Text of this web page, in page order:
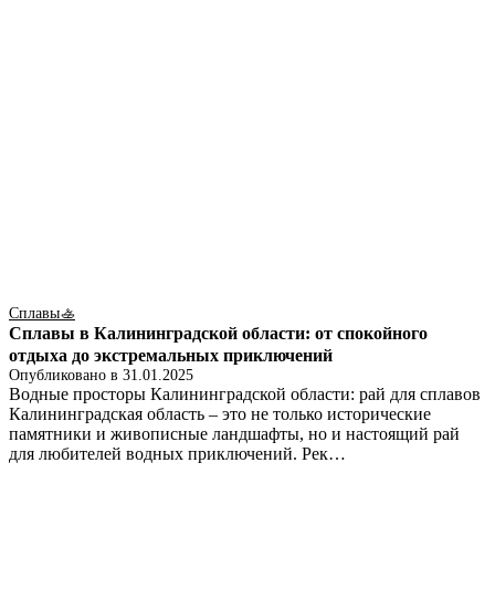
Сплавы🚣
Сплавы в Калининградской области: от спокойного
отдыха до экстремальных приключений
Опубликовано в 31.01.2025
Водные просторы Калининградской области: рай для сплавов
Калининградская область – это не только исторические
памятники и живописные ландшафты, но и настоящий рай
для любителей водных приключений. Рек…